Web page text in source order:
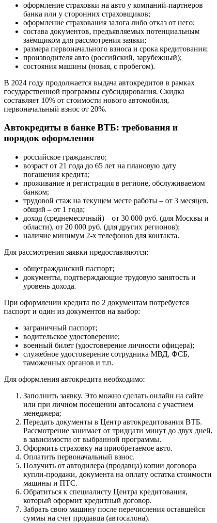
оформление страховки на авто у компаний-партнеров
банка или у сторонних страховщиков;
оформление страхования залога либо отказ от него;
состава документов, предъявляемых потенциальным
заёмщиком для рассмотрения заявки;
размера первоначального взноса и срока кредитования;
производителя авто (российский, зарубежный);
состояния машины (новая, с пробегом).
В 2024 году продолжается выдача автокредитов в рамках
государственной программы субсидирования. Скидка
составляет 10% от стоимости нового автомобиля,
первоначальный взнос от 20%.
Автокредиты в банке ВТБ: требования и
порядок оформления
российское гражданство;
возраст от 21 года до 65 лет на плановую дату
погашения кредита;
проживание и регистрация в регионе, обслуживаемом
банком;
трудовой стаж на текущем месте работы – от 3 месяцев,
общий – от 1 года;
доход (среднемесячный) – от 30 000 руб. (для Москвы и
области), от 20 000 руб. (для других регионов);
наличие минимум 2-х телефонов для контакта.
Для рассмотрения заявки предоставляются:
общегражданский паспорт;
документы, подтверждающие трудовую занятость и
уровень дохода.
При оформлении кредита по 2 документам потребуется
паспорт и один из документов на выбор:
заграничный паспорт;
водительское удостоверение;
военный билет (удостоверение личности офицера);
служебное удостоверение сотрудника МВД, ФСБ,
таможенных органов и т.п.
Для оформления автокредита необходимо:
Заполнить заявку. Это можно сделать онлайн на сайте
или при личном посещении автосалона с участием
менеджера;
Передать документы в Центр автокредитования ВТБ.
Рассмотрение занимает от тридцати минут до двух дней,
в зависимости от выбранной программы.
Оформить страховку на приобретаемое авто.
Оплатить первоначальный взнос.
Получить от автодилера (продавца) копии договора
купли-продажи, документа на оплату остатка стоимости
машины и ПТС.
Обратиться к специалисту Центра кредитования,
который оформит кредитный договор.
Забрать свою машину после перечисления оставшейся
суммы на счет продавца (автосалона).